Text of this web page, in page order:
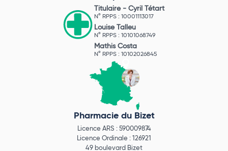
Titulaire - Cyril Tétart
N° RPPS : 10001113017
Louise Talleu
N° RPPS : 10101068749
Mathis Costa
N° RPPS : 10102026845
Pharmacie du Bizet
Licence ARS : 590009874
Licence Ordinale : 126921
49 boulevard Bizet